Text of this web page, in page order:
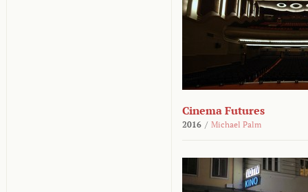
Cinema Futures
2016 / Michael Palm